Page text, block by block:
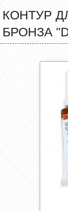
КОНТУР
БРОНЗА